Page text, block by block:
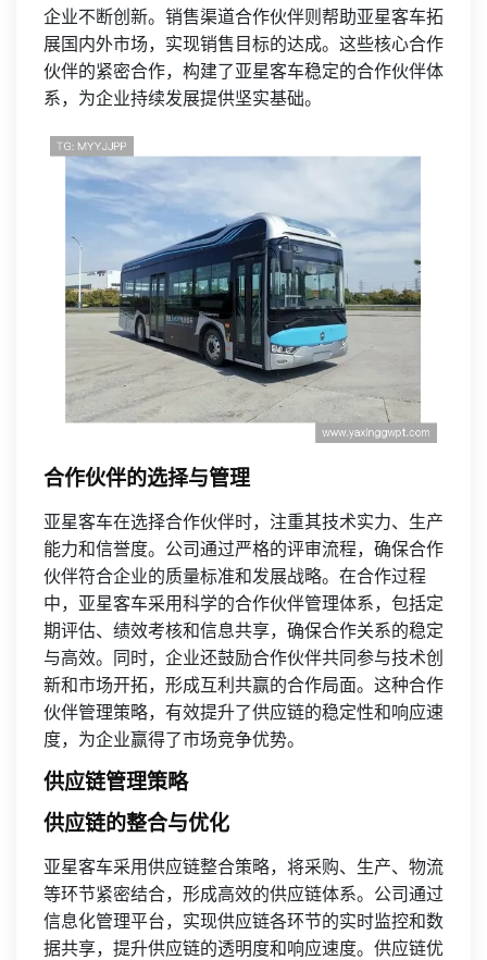
企业不断创新。销售渠道合作伙伴则帮助亚星客车拓
展国内外市场，实现销售目标的达成。这些核心合作
伙伴的紧密合作，构建了亚星客车稳定的合作伙伴体
系，为企业持续发展提供坚实基础。
合作伙伴的选择与管理
亚星客车在选择合作伙伴时，注重其技术实力、生产
能力和信誉度。公司通过严格的评审流程，确保合作
伙伴符合企业的质量标准和发展战略。在合作过程
中，亚星客车采用科学的合作伙伴管理体系，包括定
期评估、绩效考核和信息共享，确保合作关系的稳定
与高效。同时，企业还鼓励合作伙伴共同参与技术创
新和市场开拓，形成互利共赢的合作局面。这种合作
伙伴管理策略，有效提升了供应链的稳定性和响应速
度，为企业赢得了市场竞争优势。
供应链管理策略
供应链的整合与优化
亚星客车采用供应链整合策略，将采购、生产、物流
等环节紧密结合，形成高效的供应链体系。公司通过
信息化管理平台，实现供应链各环节的实时监控和数
据共享，提升供应链的透明度和响应速度。供应链优